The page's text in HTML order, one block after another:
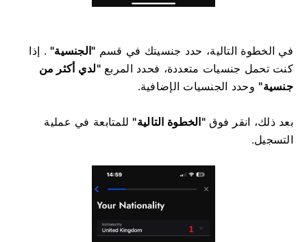
في الخطوة التالية، حدد جنسيتك في قسم "الجنسية" . إذا
كنت تحمل جنسيات متعددة، فحدد المربع"لدي أكثر من
جنسية" وحدد الجنسيات الإضافية.
بعد ذلك، انقر فوق"الخطوة التالية" للمتابعة في عملية
التسجيل.